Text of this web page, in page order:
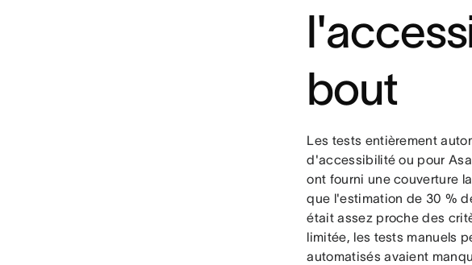
bout
Les tests entièrement
d'accessibilité ou pour
ont fourni une couverture
que l'estimation de 30 %
était assez proche des
limitée, les tests manuels
automatisés avaient